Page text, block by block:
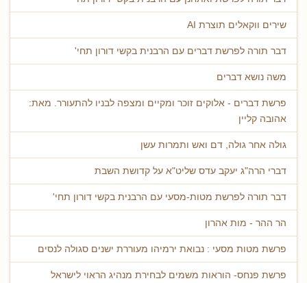
שירים ווקאלים תוצרת AI
דבר תורה לפרשת דברים עם הרבנית בקשי דורון תחי'
משה נושא דברים
פרשת דברים - אלוקים זוכר ומקיים ומצפה לבניו להתעורר. מאת:
אהובה קליין
גולה אחר גולה, דם ואש ותמרות עשן
דברי הרה"ג יעקב עדס שליט"א על קדושת השבת
דבר תורה לפרשת מטות-מסעי עם הרבנית בקשי דורון תחי'
הר ההר - מות אהרון
פרשת מטות מסעי : נבואת ירמיהו מעוררת ישנים סגולה לנסים
פרשת פנחס- הוראות משמים לבחירת מנהיג הראוי לישראל